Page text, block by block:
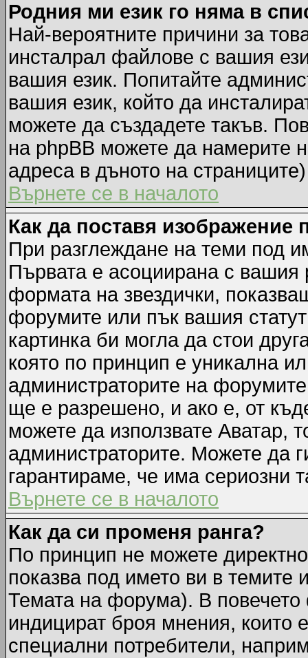
Родния ми език го няма в
Най-вероятните причини за
инсталрал файлове с вашия
вашия език. Попитайте
вашия език, който да
можете да създадете такъв.
на phpBB можете да намерите
адреса в дъното на страниците)
Върнете се в началото
Как да поставя изображение
При разглеждане на теми под
Първата е асоциирана с вашия
формата на звездички,
форумите или пък вашия
картинка би могла да стои
която по принцип е уникална
администраторите на
ще е разрешено, и ако е, от
можете да използвате Аватар,
администраторите. Можете да
гарантираме, че има сериозни
Върнете се в началото
Как да си променя ранга?
По принцип не можете
показва под името ви в темите
Темата на форума). В повечето
индицират броя мнения, които
специални потребители,